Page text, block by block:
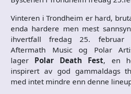
Vinteren i Trondheim er hard,
enda hardere men mest
ihvertfall fredag 25. februar
Aftermath Music og Polar
lager Polar Death Fest, en
inspirert av god gammaldags
med intet mindre enn denne